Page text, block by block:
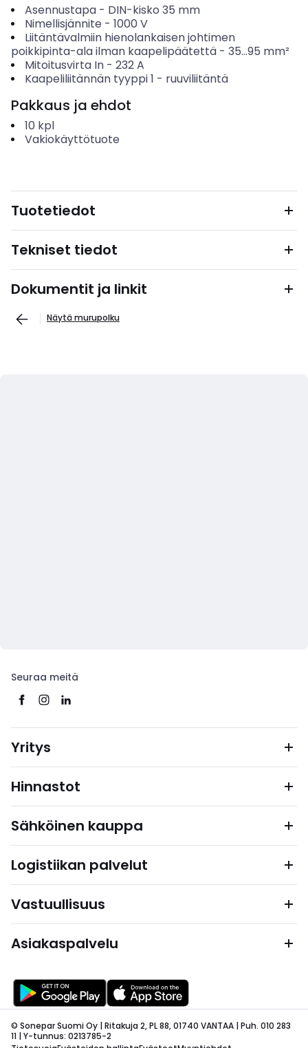
Asennustapa- DIN-kisko 35 mm
Nimellisjännite - 1000 V
Liitäntävalmiin hienolankaisen johtimen
poikkipinta-ala ilman kaapelipäätettä - 35...95 mm²
Mitoitusvirta In- 232A
Kaapeliliitännän tyyppi 1 - ruuviliitäntä
Pakkaus ja ehdot
10 kpl
Vakiokäyttötuote
Tuotetiedot
Tekniset tiedot
Dokumentit ja linkit
Näytä murupolku
Seuraa meitä
Yritys
Hinnastot
Sähköinen kauppa
Logistiikan palvelut
Vastuullisuus
Asiakaspalvelu
© Sonepar Suomi Oy | Ritakuja 2, PL 88, 01740 VANTAA | Puh. 010 283
11 | Y-tunnus: 0213785-2